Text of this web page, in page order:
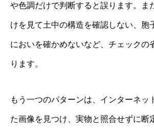
や色調だけで判断すると誤ります。ま
けを見て土中の構造を確認しない、胞
においを確かめないなど、チェックの
ります。
もう一つのパターンは、インターネッ
た画像を見つけ、実物と照合せずに断